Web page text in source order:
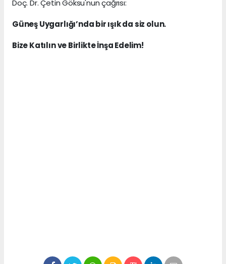
Doç. Dr. Çetin Göksu'nun çağrısı:
Güneş Uygarlığı’nda bir ışık da siz olun.
Bize Katılın ve Birlikte İnşa Edelim!